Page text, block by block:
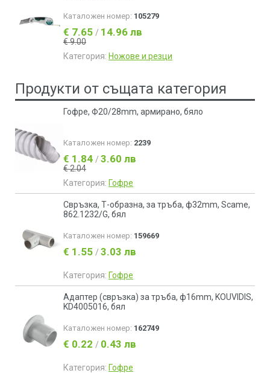
Каталожен номер: 105279
€ 7.65 / 14.96 лв
€ 9.00
Категория: Ножове и резци
Продукти от същата категория
Гофре, Ф20/28mm, армирано, бяло
Каталожен номер: 2239
€ 1.84 / 3.60 лв
€ 2.04
Категория: Гофре
Свръзка, Т-образна, за тръба, ф32mm, Scame,
862.1232/G, бял
Каталожен номер: 159669
€ 1.55 / 3.03 лв
Категория: Гофре
Адаптер (свръзка) за тръба, ф16mm, KOUVIDIS,
KD4005016, бял
Каталожен номер: 162749
€ 0.22 / 0.43 лв
Категория: Гофре